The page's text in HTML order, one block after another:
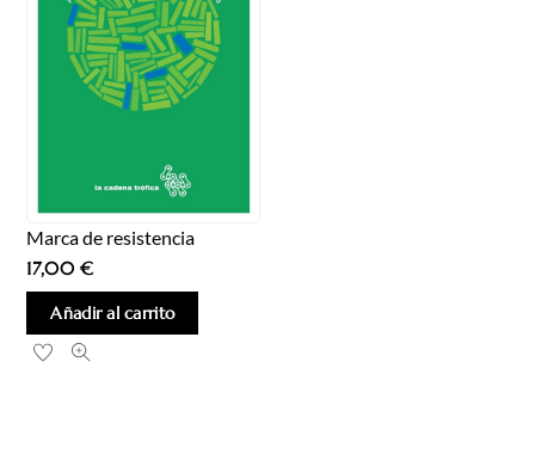
Marca de resistencia
17,00€
Añadir al carrito